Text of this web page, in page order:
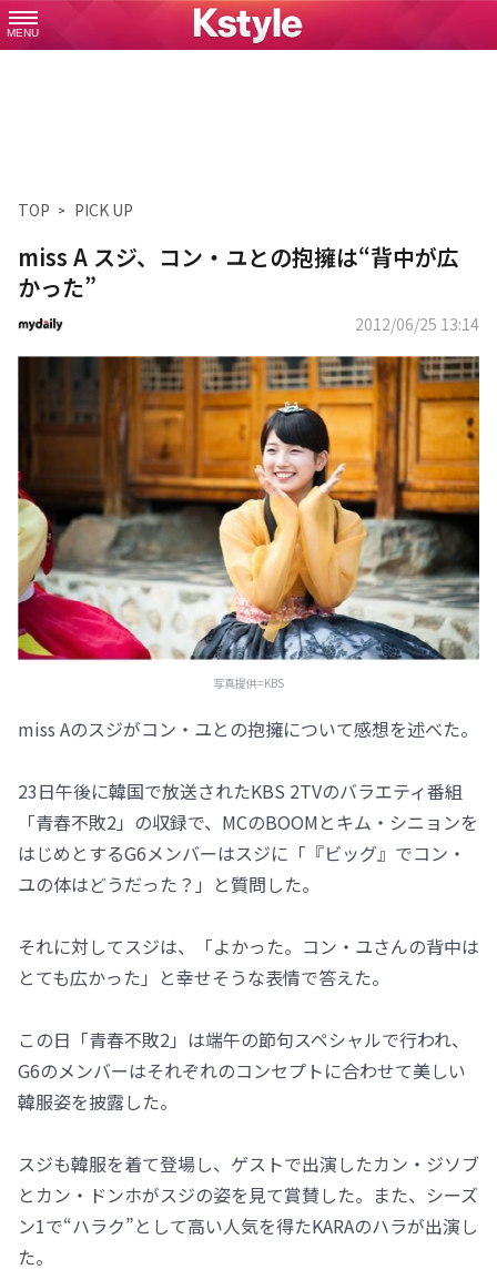
MENU
TOP PICK UP
miss A スジ、コン・ユとの抱擁は“背中が広
かった”
2012/06/25 13:14
写真提供=KBS
miss Aのスジがコン・ユとの抱擁について感想を述べた。
23日午後に韓国で放送されたKBS 2TVのバラエティ番組
「青春不敗2」の収録で、MCのBOOMとキム・シニョンを
はじめとするG6メンバーはスジに「『ビッグ』でコン・
ユの体はどうだった？」と質問した。
それに対してスジは、「よかった。コン・ユさんの背中は
とても広かった」と幸せそうな表情で答えた。
この日「青春不敗2」は端午の節句スペシャルで行われ、
G6のメンバーはそれぞれのコンセプトに合わせて美しい
韓服姿を披露した。
スジも韓服を着て登場し、ゲストで出演したカン・ジソブ
とカン・ドンホがスジの姿を見て賞賛した。また、シーズ
ン1で“ハラク”として高い人気を得たKARAのハラが出演し
た。